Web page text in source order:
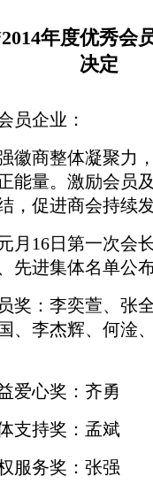
2014年度优秀会
决定
员企业：
徽商整体凝聚力
能量。激励会员
，促进商会持续
月16日第一次会
先进集体名单公
奖：李奕萱、张
、李杰辉、何淦
爱心奖：齐勇
支持奖：孟斌
服务奖：张强